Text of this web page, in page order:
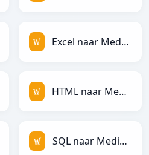
Excel naar MediaWiki
HTML naar MediaWiki
SQL naar MediaWiki